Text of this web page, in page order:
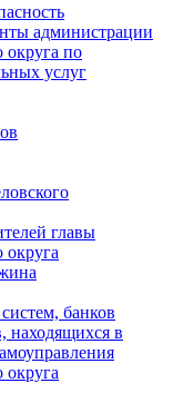
администрации
округа по
услуг
главы
округа
банков
находящихся в
округа